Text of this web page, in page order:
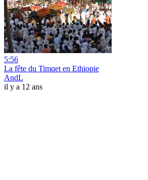
5:56
La fête du Timqet en Ethiopie
AndL
il y a 12 ans